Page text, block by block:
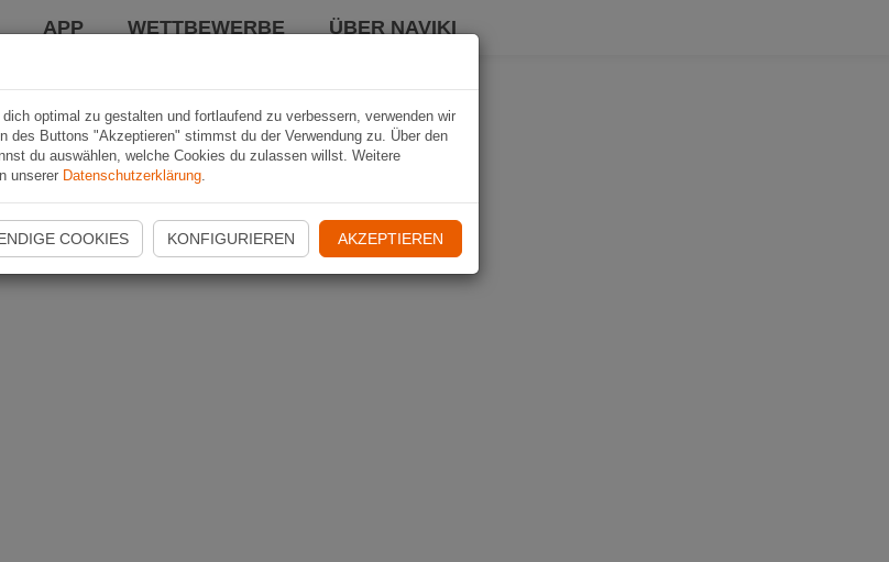
APP WETTBEWERBE ÜBER NAVIKI
optimal zu gestalten und fortlaufend zu verbessern, verwenden wir
des Buttons "Akzeptieren" stimmst du der Verwendung zu. Über den
du auswählen, welche Cookies du zulassen willst. Weitere
unserer Datenschutzerklärung.
COOKIES KONFIGURIEREN AKZEPTIEREN